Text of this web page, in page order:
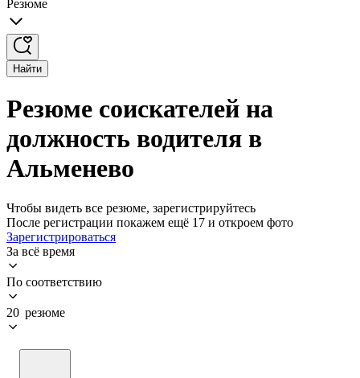
Резюме
Найти
Резюме соискателей на
должность водителя в
Альменево
Чтобы видеть все резюме, зарегистрируйтесь
После регистрации покажем ещё 17 и откроем фото
Зарегистрироваться
За всё время
По соответствию
20 резюме